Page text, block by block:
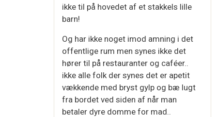
ikke til på hovedet af et stakkels lille
barn!
Og har ikke noget imod amning i det
offentlige rum men synes ikke det
hører til på restauranter og caféer..
ikke alle folk der synes det er apetit
vækkende med bryst gylp og bæ lugt
fra bordet ved siden af når man
betaler dyre domme for mad..